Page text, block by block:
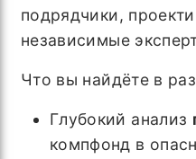
подрядчики,
независимые
Что вы найдёте в
Глубокий анализ
компфонд в